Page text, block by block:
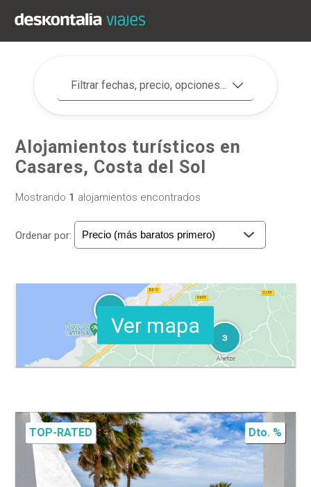
Filtrar fechas, precio, opciones...
Alojamientos turísticos en
Casares, Costa del Sol
Mostrando 1 alojamientos encontrados
Ordenar por:
Ver mapa
Dto. %
TOP-RATED